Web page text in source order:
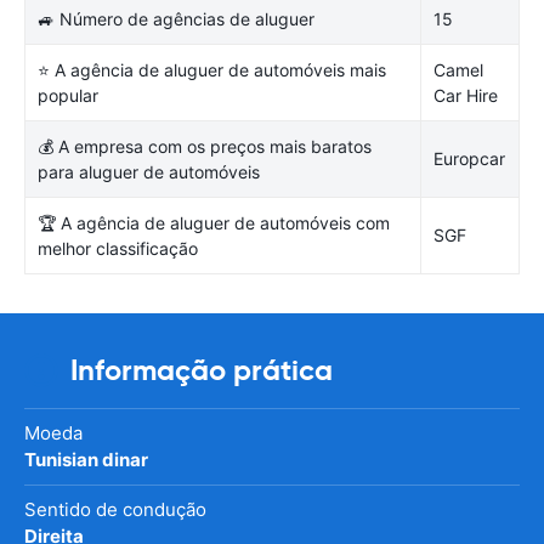
🚙 Número de agências de aluguer 15
⭐ A agência de aluguer de automóveis mais
popular
Camel
Car Hire
💰 A empresa com os preços mais baratos
para aluguer de automóveis
Europcar
🏆 A agência de aluguer de automóveis com
melhor classificação
SGF
Informação prática
Moeda
Tunisian dinar
Sentido de condução
Direita